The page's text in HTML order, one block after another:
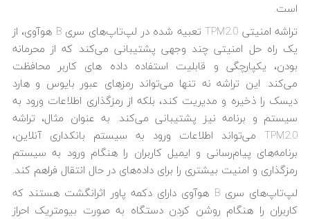
است.
تراشه امنیتی TPM2.0 تعبیه شده در لپ‌تاپ‌های سری B هوآوی، از
یک راه حل امنیتی چند وجهی پشتیبانی می‌کند که از محرمانه
بودن، یکپارچگی و قابلیت استفاده داده های کاربر محافظت
می‌کند. این تراشه نه تنها می‌تواند رمزهای عبور بایوس و هارد
دیسک را ذخیره و مدیریت کند، بلکه از رمزگذاری اطلاعات ورود به
سیستم و برنامه نیز پشتیبانی می‌کند. به عنوان مثال، تراشه
TPM2.0 می‌تواند اطلاعات ورود به سیستم بانکداری آنلاین،
برنامه‌های پیام‌رسانی و ایمیل کاربران را هنگام ورود به سیستم
رمزگذاری و امنیت بیشتری را برای داده‌های در حال انتقال فراهم کند.
لپ‌تاپ‌های سری B هوآوی دارای دکمه پاور اثرانگشت هستند که
کاربران را هنگام روشن کردن دستگاه به صورت بیومتریک احراز